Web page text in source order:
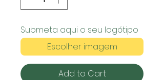
Submeta aqui o seu logótipo
Escolher imagem
Add to Cart